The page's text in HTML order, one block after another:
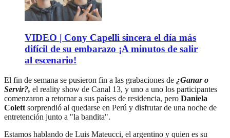
VIDEO | Cony Capelli sincera el día más
difícil de su embarazo ¡A minutos de salir
al escenario!
El fin de semana se pusieron fin a las grabaciones de ¿Ganar o
Servir?, el reality show de Canal 13, y uno a uno los participantes
comenzaron a retornar a sus países de residencia, pero Daniela
Colett sorprendió al quedarse en Perú y disfrutar de una noche de
entretención junto a "la bandita".
Estamos hablando de Luis Mateucci, el argentino y quien es su